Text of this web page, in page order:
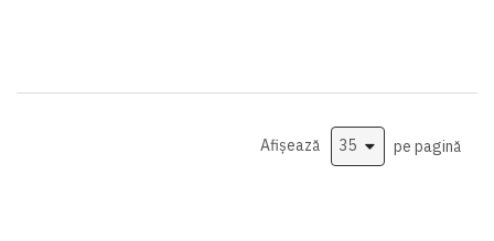
Afișează pe pagină